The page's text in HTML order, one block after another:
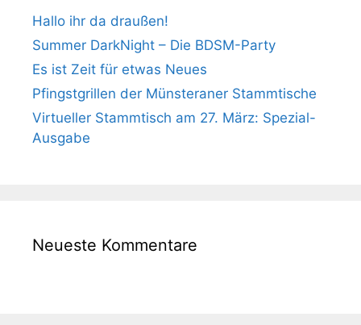
Hallo ihr da draußen!
Summer DarkNight – Die BDSM-Party
Es ist Zeit für etwas Neues
Pfingstgrillen der Münsteraner Stammtische
Virtueller Stammtisch am 27. März: Spezial-
Ausgabe
Neueste Kommentare